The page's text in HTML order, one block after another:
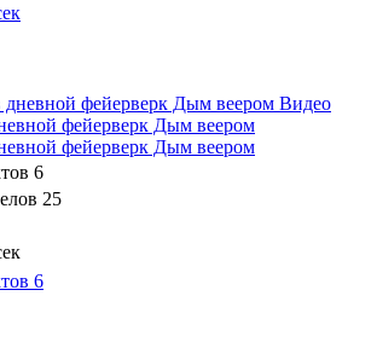
Видео
фейерверк Дым веером
фейерверк Дым веером
6
25
6